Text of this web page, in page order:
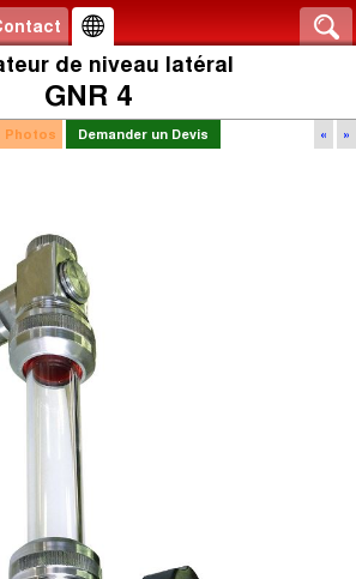
de niveau latéral
GNR 4
« »
Photos Demander un Devis